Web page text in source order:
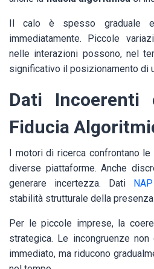
Il calo è spesso graduale
immediatamente. Piccole
nelle interazioni possono, nel
significativo il posizionamento di
Dati Incoerenti
Fiducia
I motori di ricerca confrontano
diverse piattaforme. Anche
generare incertezza. Dati
NAP
stabilità strutturale della
Per le piccole imprese, la
strategica. Le incongruenze
immediato, ma riducono